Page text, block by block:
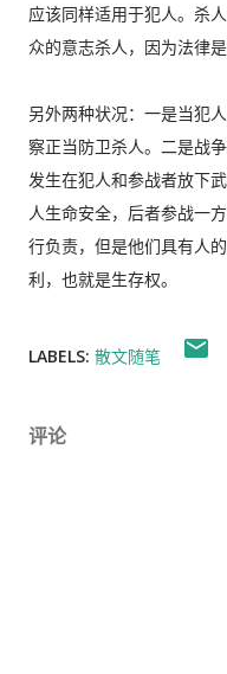
应该同样适用于犯人。杀
众的意志杀人，因为法律
另外两种状况：一是当犯
察正当防卫杀人。二是战
发生在犯人和参战者放下
人生命安全，后者参战一
行负责，但是他们具有人
利，也就是生存权。
LABELS: 散文随笔
评论